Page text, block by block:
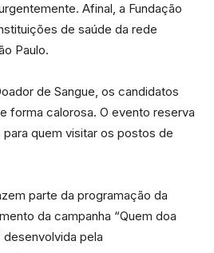
Afinal, a Fundação
de saúde da rede
Paulo.
de Sangue, os candidatos
forma calorosa. O evento reserva
quem visitar os postos de
parte da programação da
da campanha “Quem doa
pela